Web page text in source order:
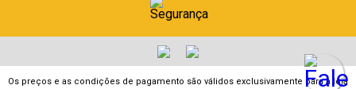
Os preços e as condições de pagamento são válidos exclusivamente para a loja